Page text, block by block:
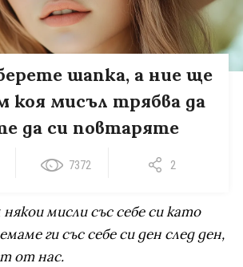
шапка, а ние ще
коя мисъл трябва да
да си повтаряте
7372 2
мисли със себе си като
ги със себе си ден след ден,
от нас.